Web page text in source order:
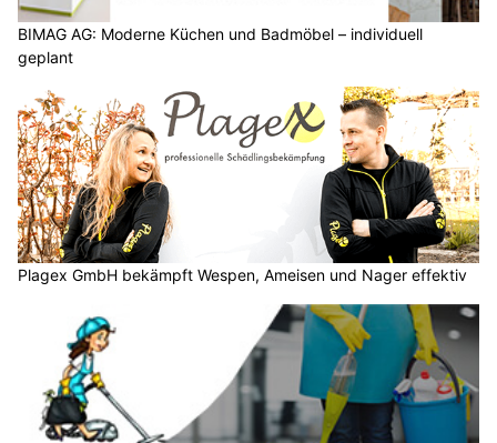
BIMAG AG: Moderne Küchen und Badmöbel – individuell
geplant
Plagex GmbH bekämpft Wespen, Ameisen und Nager effektiv